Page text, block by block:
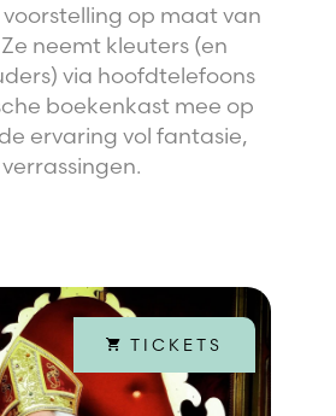
voorstelling op maat van
neemt kleuters (en
via hoofdtelefoons
boekenkast mee op
ervaring vol fantasie,
TICKETS